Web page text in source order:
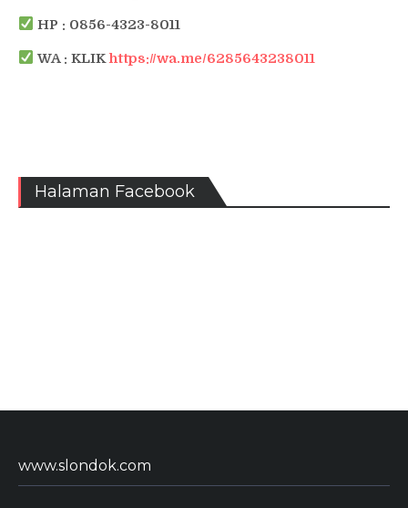
HP : 0856-4323-8011
WA : KLIKhttps://wa.me/6285643238011
Halaman Facebook
www.slondok.com